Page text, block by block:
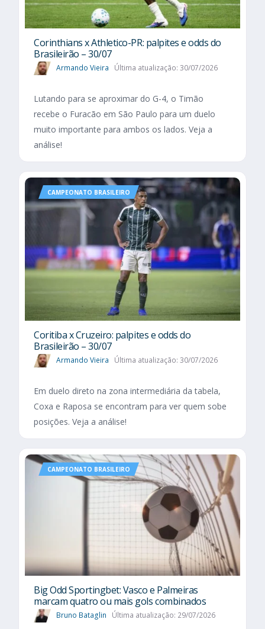
Corinthians x Athletico-PR: palpites e odds do
Brasileirão – 30/07
Armando Vieira Última atualização: 30/07/2026
Lutando para se aproximar do G-4, o Timão
recebe o Furacão em São Paulo para um duelo
muito importante para ambos os lados. Veja a
análise!
CAMPEONATO BRASILEIRO
Coritiba x Cruzeiro: palpites e odds do
Brasileirão – 30/07
Armando Vieira Última atualização: 30/07/2026
Em duelo direto na zona intermediária da tabela,
Coxa e Raposa se encontram para ver quem sobe
posições. Veja a análise!
CAMPEONATO BRASILEIRO
Big Odd Sportingbet: Vasco e Palmeiras
marcam quatro ou mais gols combinados
Bruno Bataglin Última atualização: 29/07/2026